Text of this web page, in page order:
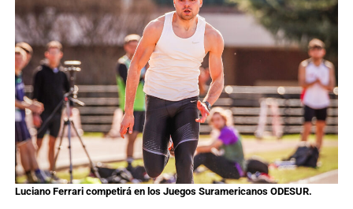
Luciano Ferrari competirá en los Juegos Suramericanos ODESUR.